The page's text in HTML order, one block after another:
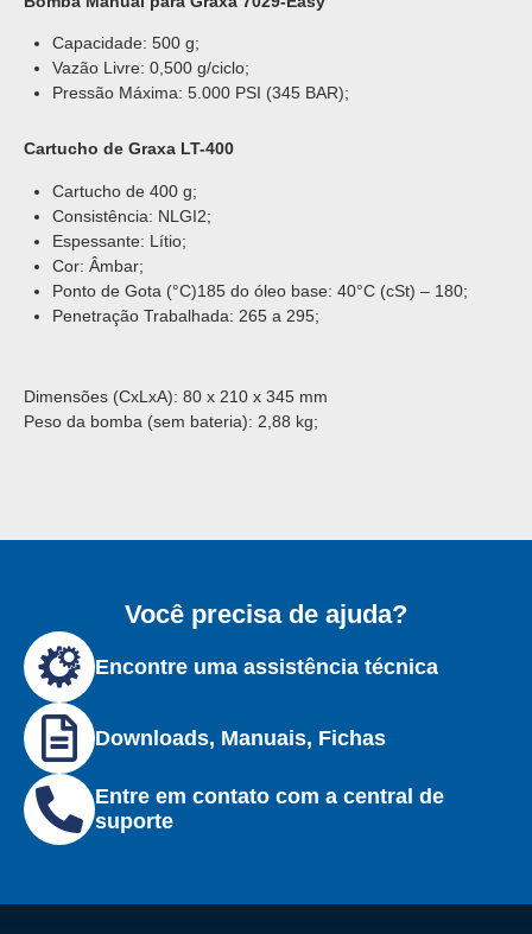
Capacidade: 500 g;
Vazão Livre: 0,500 g/ciclo;
Pressão Máxima: 5.000 PSI (345 BAR);
Cartucho de Graxa LT-400
Cartucho de 400 g;
Consistência: NLGI2;
Espessante: Lítio;
Cor: Âmbar;
Ponto de Gota (°C)185 do óleo base: 40°C (cSt) – 180;
Penetração Trabalhada: 265 a 295;
Dimensões (CxLxA): 80 x 210 x 345 mm
Peso da bomba (sem bateria): 2,88 kg;
Você precisa de ajuda?
Encontre uma assistência técnica
Downloads, Manuais, Fichas
Entre em contato com a central de
suporte